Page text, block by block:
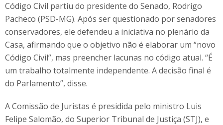
Código Civil partiu do presidente do Senado, Rodrigo
Pacheco (PSD-MG). Após ser questionado por senadores
conservadores, ele defendeu a iniciativa no plenário da
Casa, afirmando que o objetivo não é elaborar um “novo
Código Civil”, mas preencher lacunas no código atual. “É
um trabalho totalmente independente. A decisão final é
do Parlamento”, disse.
A Comissão de Juristas é presidida pelo ministro Luis
Felipe Salomão, do Superior Tribunal de Justiça (STJ), e